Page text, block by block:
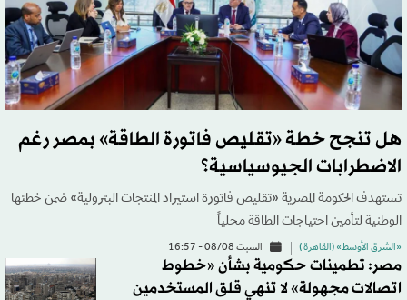
هل تنجح خطة «تقليص فاتورة الطاقة» بمصر رغم
الاضطرابات الجيوسياسية؟
تستهدف الحكومة المصرية «تقليص فاتورة استيراد المنتجات البترولية» ضمن خطتها
الوطنية لتأمين احتياجات الطاقة محلياً
«الشرق الأوسط» (القاهرة ) السبت 08/08 - 16:57
مصر: تطمينات حكومية بشأن «خطوط
اتصالات مجهولة» لا تنهي قلق المستخدمين